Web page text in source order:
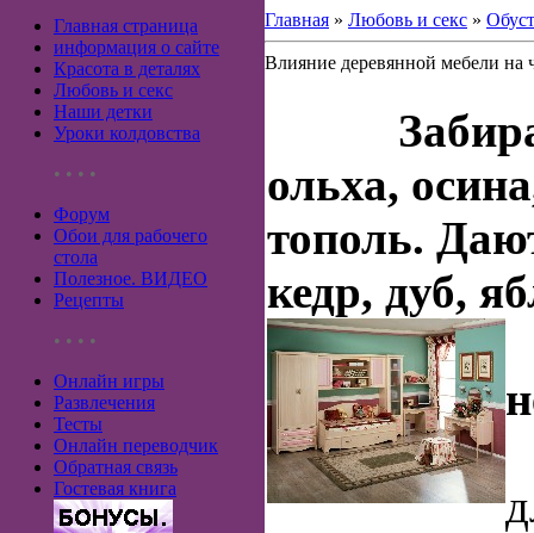
Главная страница
информация о сайте
Красота в деталях
Любовь и секс
Наши детки
Уроки колдовства
• • • •
Форум
Обои для рабочего
стола
Полезное. ВИДЕО
Рецепты
• • • •
Онлайн игры
Развлечения
Тесты
Онлайн переводчик
Обратная связь
Гостевая книга
Главная » Любовь и секс »
Влияние деревянной мебели на
ольха,
тополь.
кедр, дуб,